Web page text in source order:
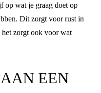
op wat je graag doet op
Dit zorgt voor rust in
zorgt ook voor wat
EEN